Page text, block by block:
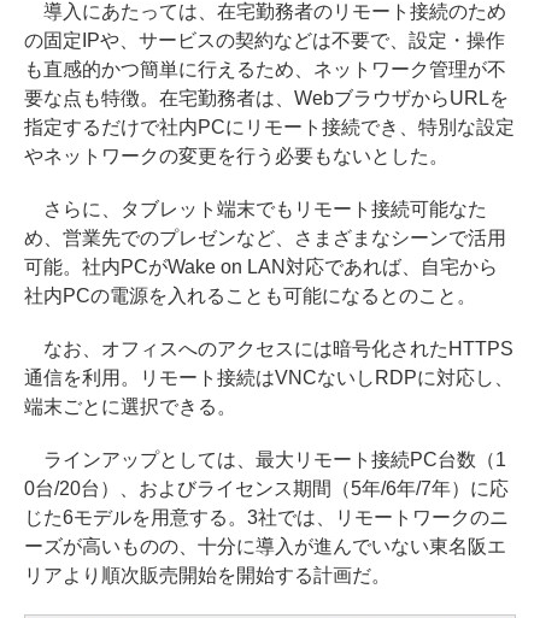
導入にあたっては、在宅勤務者のリモート接続のため
の固定IPや、サービスの契約などは不要で、設定・操作
も直感的かつ簡単に行えるため、ネットワーク管理が不
要な点も特徴。在宅勤務者は、WebブラウザからURLを
指定するだけで社内PCにリモート接続でき、特別な設定
やネットワークの変更を行う必要もないとした。
さらに、タブレット端末でもリモート接続可能なた
め、営業先でのプレゼンなど、さまざまなシーンで活用
可能。社内PCがWake on LAN対応であれば、自宅から
社内PCの電源を入れることも可能になるとのこと。
なお、オフィスへのアクセスには暗号化されたHTTPS
通信を利用。リモート接続はVNCないしRDPに対応し、
端末ごとに選択できる。
ラインアップとしては、最大リモート接続PC台数（1
0台/20台）、およびライセンス期間（5年/6年/7年）に応
じた6モデルを用意する。3社では、リモートワークのニ
ーズが高いものの、十分に導入が進んでいない東名阪エ
リアより順次販売開始を開始する計画だ。